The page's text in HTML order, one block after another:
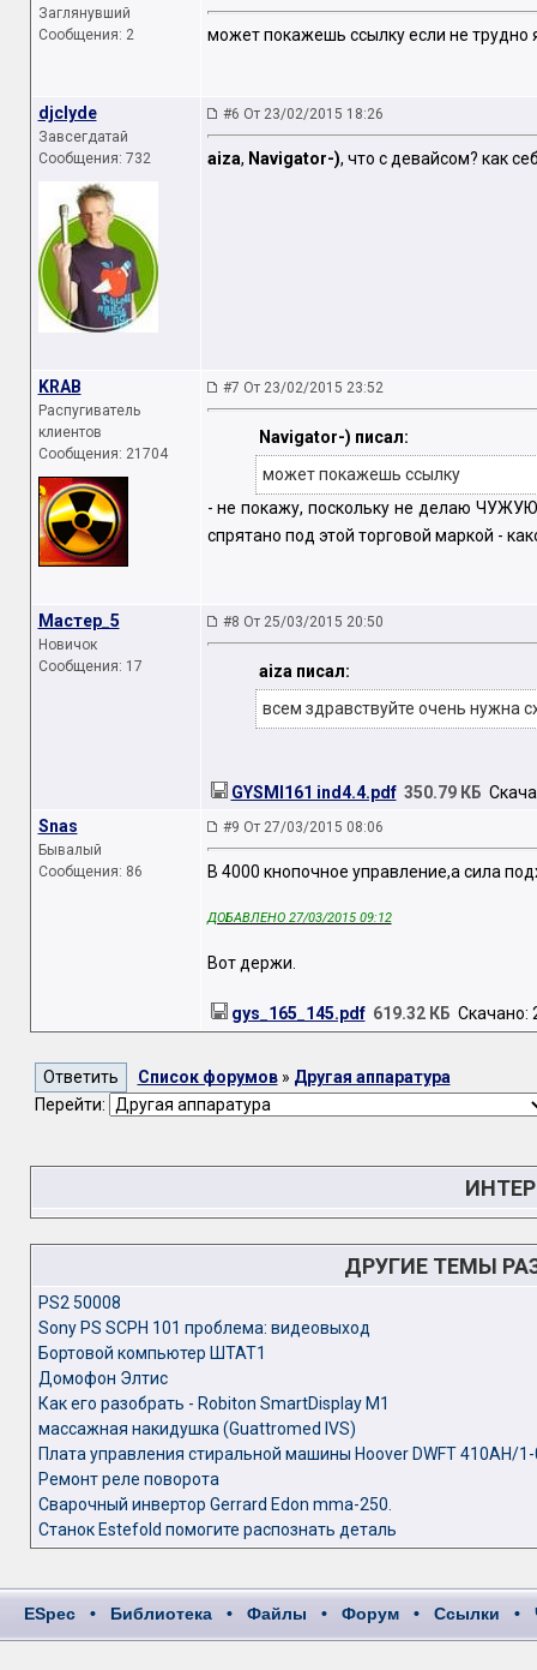
Заглянувший
Сообщения: 2
может покажешь ссылку если не трудно
djclyde
Завсегдатай
Сообщения: 732
#6 От 23/02/2015 18:26
aiza, Navigator-), что c девайсом? как
KRAB
Распугиватель
клиентов
Сообщения: 21704
#7 От 23/02/2015 23:52
Navigator-) писал:
может покажешь ссылку
- не покажу, поскольку не делаю
спрятано под этой торговой маркой -
Мастер_5
Новичок
Сообщения: 17
#8 От 25/03/2015 20:50
aiza писал:
всем здравствуйте очень нужна
GYSMI161 ind4.4.pdf 350.79 КБ
Snas
Бывалый
Сообщения: 86
#9 От 27/03/2015 08:06
В 4000 кнопочное управление,а сила
ДОБАВЛЕНО 27/03/2015 09:12
Вот держи.
gys_165_145.pdf 619.32 КБ Скачано:
Список форумов» Другая аппаратура
Перейти:
ДРУГИЕ ТЕМЫ
PS2 50008
Sony PS SCPH 101 проблема: видеовыход
Бортовой компьютер ШТАТ1
Домофон Элтис
Как его разобрать - Robiton SmartDisplay M1
массажная накидушка (Guattromed IVS)
Плата управления стиральной машины Hoover DWFT 410AH/
Ремонт реле поворота
Сварочный инвертор Gerrard Edon mma-250.
Станок Estefold помогите распознать деталь
ESpec • Библиотека • Файлы • Форум • Ссылки •